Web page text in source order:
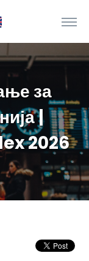
за
|
2026